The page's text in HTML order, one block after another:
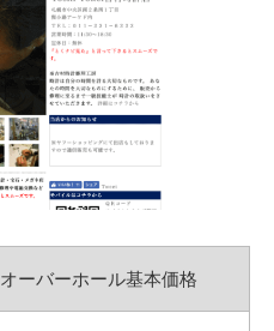
オーバーホール基本価格